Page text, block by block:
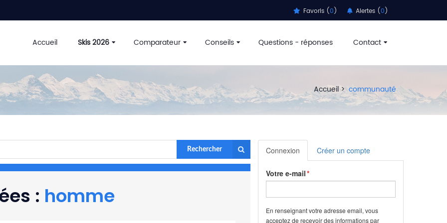
Favoris (0) Alertes (0)
Accueil Skis 2026 Comparateur Conseils Questions - réponses Contact
Accueil communauté
Rechercher
: homme
Connexion Créer un compte
Votre e-mail
En renseignant votre adresse email, vous
acceptez de recevoir des informations par